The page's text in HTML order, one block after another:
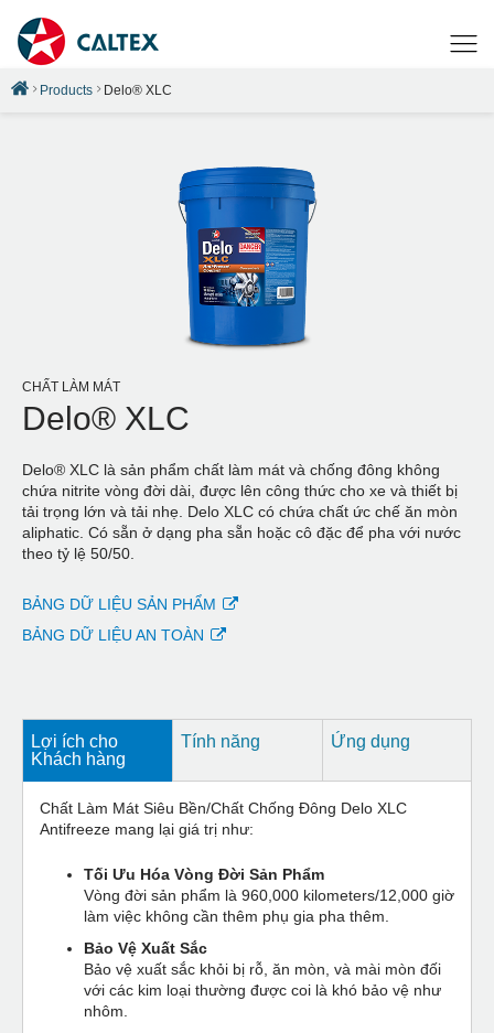
Products Delo® XLC
CHẤT LÀM MÁT
Delo® XLC
Delo® XLC là sản phẩm chất làm mát và chống đông không
chứa nitrite vòng đời dài, được lên công thức cho xe và thiết bị
tải trọng lớn và tải nhẹ. Delo XLC có chứa chất ức chế ăn mòn
aliphatic. Có sẵn ở dạng pha sẵn hoặc cô đặc để pha với nước
theo tỷ lệ 50/50.
BẢNG DỮ LIỆU SẢN PHẨM
BẢNG DỮ LIỆU AN TOÀN
Lợi ích cho
Khách hàng
Tính năng Ứng dụng
Chất Làm Mát Siêu Bền/Chất Chống Đông Delo XLC
Antifreeze mang lại giá trị như:
Tối Ưu Hóa Vòng Đời Sản Phẩm
Vòng đời sản phẩm là 960,000 kilometers/12,000 giờ
làm việc không cần thêm phụ gia pha thêm.
Bảo Vệ Xuất Sắc
Bảo vệ xuất sắc khỏi bị rỗ, ăn mòn, và mài mòn đối
với các kim loại thường được coi là khó bảo vệ như
nhôm.